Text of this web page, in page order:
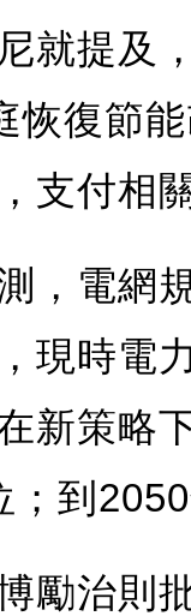
就提及
恢復節
支付相
，電網
現時電
新策略
；到
勵治則